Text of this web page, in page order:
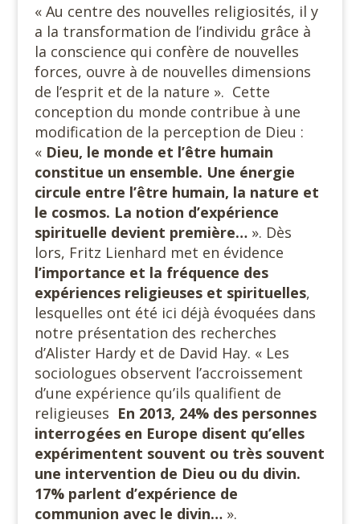
« Au centre des nouvelles religiosités, il y
a la transformation de l’individu grâce à
la conscience qui confère de nouvelles
forces, ouvre à de nouvelles dimensions
de l’esprit et de la nature ». Cette
conception du monde contribue à une
modification de la perception de Dieu :
« Dieu, le monde et l’être humain
constitue un ensemble. Une énergie
circule entre l’être humain, la nature et
le cosmos. La notion d’expérience
spirituelle devient première…». Dès
lors, Fritz Lienhard met en évidence
l’importance et la fréquence des
expériences religieuses et spirituelles,
lesquelles ont été ici déjà évoquées dans
notre présentation des recherches
d’Alister Hardy et de David Hay. « Les
sociologues observent l’accroissement
d’une expérience qu’ils qualifient de
religieuses En 2013, 24% des personnes
interrogées en Europe disent qu’elles
expérimentent souvent ou très souvent
une intervention de Dieu ou du divin.
17% parlent d’expérience de
communion avec le divin…».